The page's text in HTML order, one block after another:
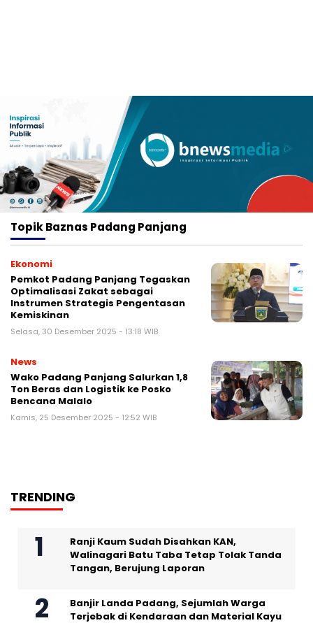
TopikBaznas Padang Panjang
Ekonomi
Pemkot Padang Panjang Tegaskan
Optimalisasi Zakat sebagai
Instrumen Strategis Pengentasan
Kemiskinan
Selasa, 30 Desember 2025 - 13:18 WIB
News
Wako Padang Panjang Salurkan 1,8
Ton Beras dan Logistik ke Posko
Bencana Malalo
Kamis, 25 Desember 2025 - 12:52 WIB
TRENDING
Ranji Kaum Sudah Disahkan KAN,
Walinagari Batu Taba Tetap Tolak Tanda
Tangan, Berujung Laporan
Banjir Landa Padang, Sejumlah Warga
Terjebak di Kendaraan dan Material Kayu